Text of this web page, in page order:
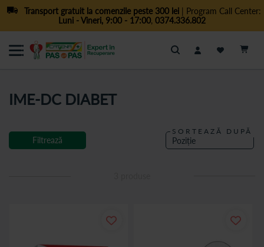
Transport gratuit la comenzile peste 300 lei| Program Call Center:
Luni - Vineri, 9:00 - 17:00, 0374.336.802
Cautare
IME-DC DIABET
SORTEAZĂ DUPĂ
Filtrează